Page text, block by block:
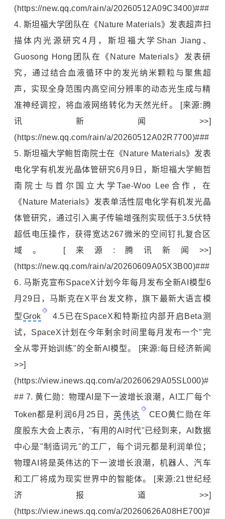
(https://new.qq.com/rain/a/20260512A09C3400)###
4. 斯坦福大学团队在《Nature Materials》发表超声扫
描体内光源研究4月，斯坦福大学Shan Jiang、
Guosong Hong团队在《Nature Materials》发表研
究，通过结合血液循环中的发光纳米颗粒与聚焦超
声，实现全身范围内高空间分辨率的动态光生成与精
准神经调控，将血液网络转化为天然光纤。 [来源:腾
讯新闻>>]
(https://new.qq.com/rain/a/20260512A02R7700)###
5. 斯坦福大学鲍哲南 院士在《Nature Materials》发表
电化学有机发光晶体管研究6月9日，斯坦福大学鲍哲
南院士与首尔国立大学Tae-Woo Lee合作，在
《Nature Materials》发表单活性层电化学有机发光晶
体管研究，通过引入离子传输增强剂实现低于3.5伏特
超低电压操作，获得宽达267微米的空间钉扎复合区
域。 [来源:腾讯新闻>>]
(https://new.qq.com/rain/a/20260609A05X3B00)###
6. 马斯克宣布SpaceX计划今年每月发布全新AI模型6
月29日，马斯克在X平台发文称，旗下最新大语言模
型Grok 4.5已在SpaceX和 特斯拉 内部开启Beta测
试，SpaceX计划在今年剩余时间里每月发布一个"完
全从零开始训练"的全新AI模型。 [来源:每日经济新闻
>>]
(https://view.inews.qq.com/a/20260629A05SL000)#
## 7.黄仁勋 ：物理AI是下一波增长浪潮，AI工厂每个
Token都是利润6月25日， 英伟达
CEO黄仁勋在年
度股东大会上表示，"有用的AI时代"已经到来，AI数据
中心是"制造词元"的工厂，每个词元都是利润单位；
物理AI将是英伟达的下一波增长浪潮，机器人、汽车
和工厂将成为现实世界中的智能体。 [来源:21世纪经
济报道>>]
(https://view.inews.qq.com/a/20260626A08HE700)#